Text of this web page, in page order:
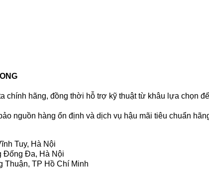
chính hãng, đồng thời hỗ trợ kỹ thuật từ khâu lựa chọn
nguồn hàng ổn định và dịch vụ hậu mãi tiêu chuẩn
Tuy, Hà Nội
Đống Đa, Hà Nội
Thuận, TP Hồ Chí Minh